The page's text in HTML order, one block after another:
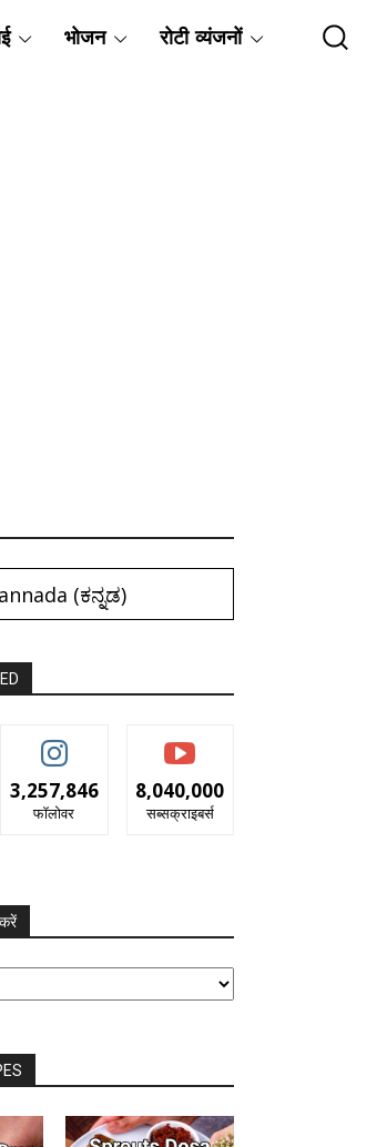
भोजन रोटी व्यंजनों
(ಕನ್ನಡ)
3,257,846
फॉलोवर
8,040,000
सब्सक्राइबर्स
करें